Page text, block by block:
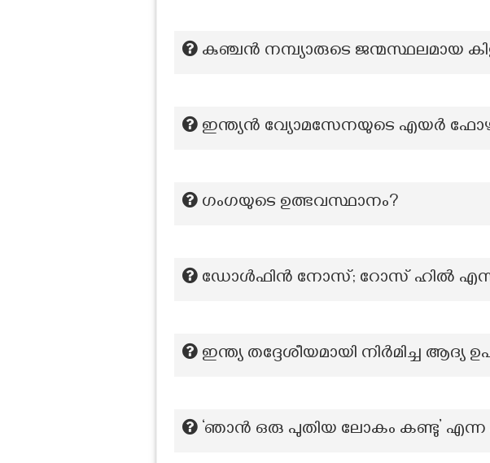
കുഞ്ചൻ നമ്പ്യാരുടെ ജന്മസ്ഥലമായ
ഇന്ത്യൻ വ്യോമസേനയുടെ എയർ
ഗംഗയുടെ ഉത്ഭവസ്ഥാനം?
ഡോൾഫിൻ നോസ്; റോസ് ഹിൽ എന്നീ
ഇന്ത്യ തദ്ദേശീയമായി നിർമിച്ച ആദ്യ
‘ഞാൻ ഒരു പുതിയ ലോകം കണ്ടു’ എന്ന